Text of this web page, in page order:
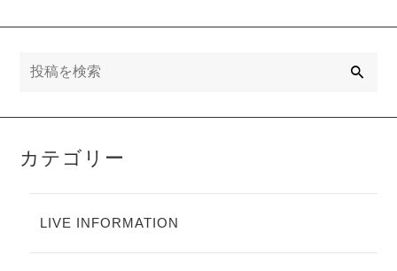
カテゴリー
LIVE INFORMATION